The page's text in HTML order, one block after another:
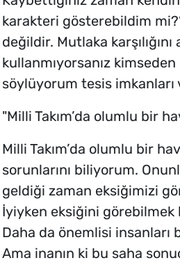
karakteri gösterebildim
değildir. Mutlaka
kullanmıyorsanız
söylüyorum tesis
"Milli Takım’da olumlu bir
Milli Takım’da olumlu bir
sorunlarını biliyorum.
geldiği zaman eksiğimizi
İyiyken eksiğini görebilmek
Daha da önemlisi
Ama inanın ki bu saha